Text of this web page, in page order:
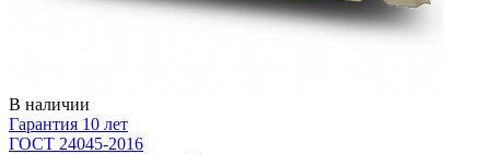
В наличии
Гарантия 10 лет
ГОСТ 24045-2016